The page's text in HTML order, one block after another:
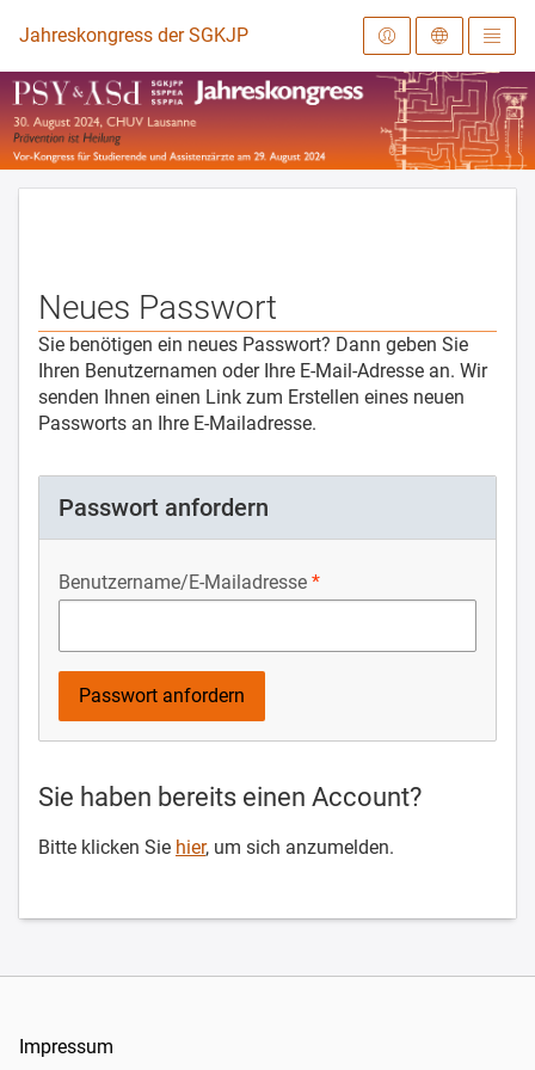
Zur Startseite
Jahreskongress der SGKJPP 2024
Neues Passwort
Sie benötigen ein neues Passwort? Dann geben Sie
Ihren Benutzernamen oder Ihre E-Mail-Adresse an. Wir
senden Ihnen einen Link zum Erstellen eines neuen
Passworts an Ihre E-Mailadresse.
Passwort anfordern
Benutzername/E-Mailadresse
Sie haben bereits einen Account?
Bitte klicken Sie hier, um sich anzumelden.
Impressum